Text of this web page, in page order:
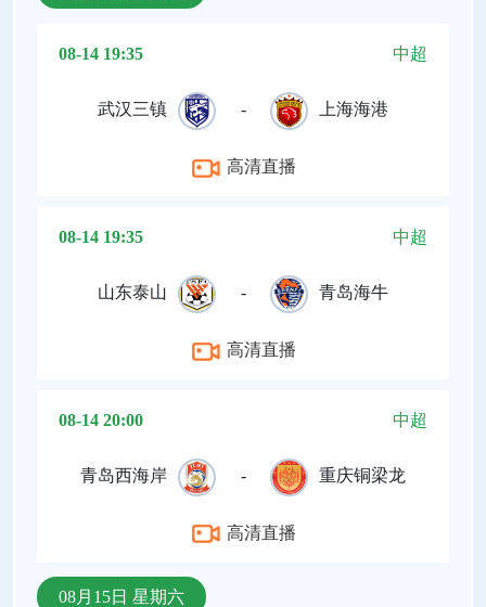
08-14 19:35 中超
武汉三镇 - 上海海港
高清直播
08-14 19:35 中超
山东泰山 - 青岛海牛
高清直播
08-14 20:00 中超
青岛西海岸 - 重庆铜梁龙
高清直播
08月15日 星期六